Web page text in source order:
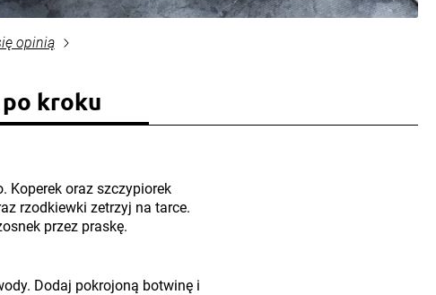
opinią
kroku
Koperek oraz szczypiorek
rzodkiewki zetrzyj na tarce.
przez praskę.
Dodaj pokrojoną botwinę i